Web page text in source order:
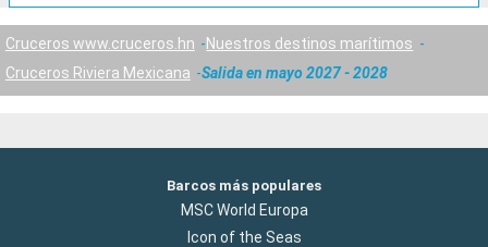
Cruceros www.cruceros.hn
Nuestros destinos marítimos
Cruceros Riviera Mexicana
Salida en mayo 2027 - 2028
Barcos más populares
MSC World Europa
Icon of the Seas